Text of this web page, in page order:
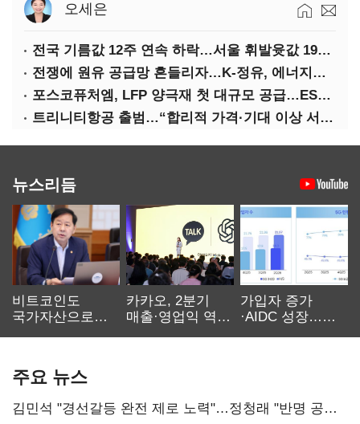
오세은
전국 기름값 12주 연속 하락…서울 휘발윳값 1909원
전쟁에 원유 공급망 흔들리자…K-정유, 에너지안보 핵심으로 재부상
포스코퓨처엠, LFP 양극재 첫 대규모 공급…ESS 시장 공략
트리니티항공 출범…“합리적 가격·기대 이상 서비스로 승부”
뉴스리듬
비트코인도
국가자산으로…'
카카오, 2분기
매출·영업익 역대
가입자 증가
·AIDC 성장…
주요 뉴스
김민석 "경선갈등 완전 제로 노력"…정청래 "반명 공세